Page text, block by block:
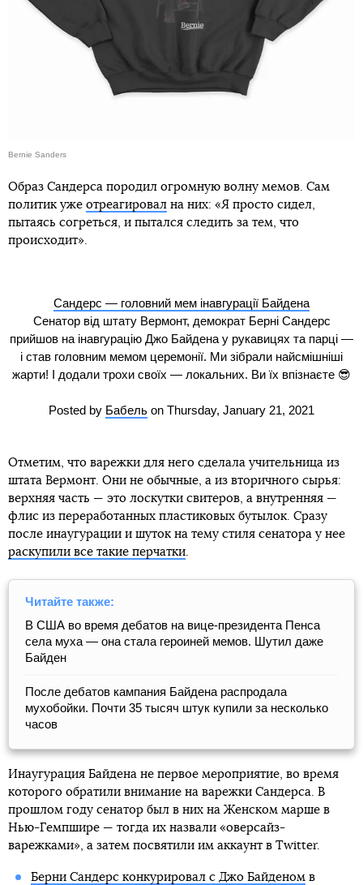
Bernie Sanders
Образ Сандерса породил огромную волну мемов. Сам
политик уже отреагировал на них: «Я просто сидел,
пытаясь согреться, и пытался следить за тем, что
происходит».
Сандерс — головний мем інавгурації Байдена
Сенатор від штату Вермонт, демократ Берні Сандерс
прийшов на інавгурацію Джо Байдена у рукавицях та парці —
і став головним мемом церемонії. Ми зібрали найсмішніші
жарти! І додали трохи своїх — локальних. Ви їх впізнаєте 😎
Posted by Бабель on Thursday, January 21, 2021
Отметим, что варежки для него сделала учительница из
штата Вермонт. Они не обычные, а из вторичного сырья:
верхняя часть — это лоскутки свитеров, а внутренняя —
флис из переработанных пластиковых бутылок. Сразу
после инаугурации и шуток на тему стиля сенатора у нее
раскупили все такие перчатки.
Читайте также:
В США во время дебатов на вице-президента Пенса
села муха — она стала героиней мемов. Шутил даже
Байден
После дебатов кампания Байдена распродала
мухобойки. Почти 35 тысяч штук купили за несколько
часов
Инаугурация Байдена не первое мероприятие, во время
которого обратили внимание на варежки Сандерса. В
прошлом году сенатор был в них на Женском марше в
Нью-Гемпшире — тогда их назвали «оверсайз-
варежками», а затем посвятили им аккаунт в Twitter.
Берни Сандерс конкурировал с Джо Байденомв